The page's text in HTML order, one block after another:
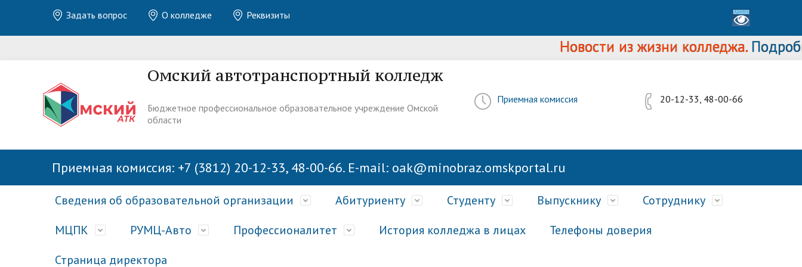
Задать вопрос О колледже Реквизиты
Новости из жизни колледжа.
Омский автотранспортный колледж
Бюджетное профессиональное образовательное учреждение Омской
области
Приемная комиссия 20-12-33, 48-00-66
Приемная комиссия: +7 (3812) 20-12-33, 48-00-66. E-mail: oak@minobraz.omskportal.ru
Сведения об образовательной организации Абитуриенту Студенту Выпускнику Сотруднику
МЦПК РУМЦ-Авто Профессионалитет История колледжа в лицах
Телефоны доверия
Страница директора